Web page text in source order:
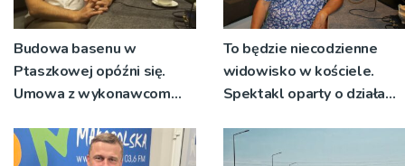
Budowa basenu w
Ptaszkowej opóźni się.
Umowa z wykonawcom
nie zostanie podpisana
To będzie niecodzienne
widowisko w kościele.
Spektakl oparty o działa